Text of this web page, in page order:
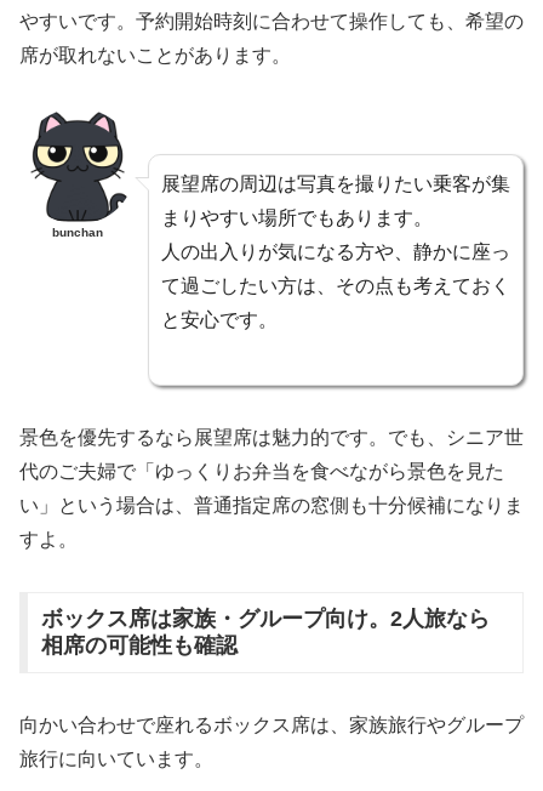
やすいです。予約開始時刻に合わせて操作しても、希望の
席が取れないことがあります。
bunchan
展望席の周辺は写真を撮りたい乗客が集
まりやすい場所でもあります。
人の出入りが気になる方や、静かに座っ
て過ごしたい方は、その点も考えておく
と安心です。
景色を優先するなら展望席は魅力的です。でも、シニア世
代のご夫婦で「ゆっくりお弁当を食べながら景色を見た
い」という場合は、普通指定席の窓側も十分候補になりま
すよ。
ボックス席は家族・グループ向け。2人旅なら
相席の可能性も確認
向かい合わせで座れるボックス席は、家族旅行やグループ
旅行に向いています。